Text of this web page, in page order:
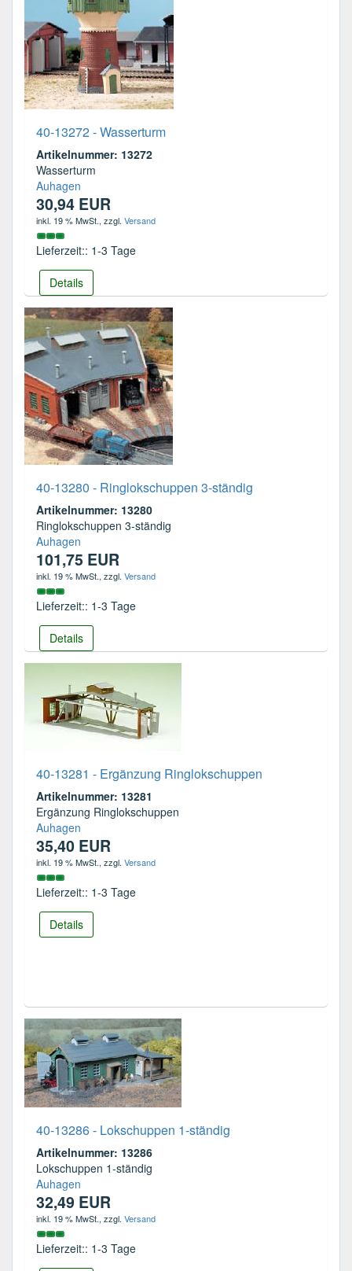
40-13272 - Wasserturm
Artikelnummer: 13272
Wasserturm
Auhagen
30,94 EUR
inkl. 19 % MwSt., zzgl. Versand
Lieferzeit:: 1-3 Tage
Details
40-13280 - Ringlokschuppen 3-ständig
Artikelnummer: 13280
Ringlokschuppen 3-ständig
Auhagen
101,75 EUR
inkl. 19 % MwSt., zzgl. Versand
Lieferzeit:: 1-3 Tage
Details
40-13281 - Ergänzung Ringlokschuppen
Artikelnummer: 13281
Ergänzung Ringlokschuppen
Auhagen
35,40 EUR
inkl. 19 % MwSt., zzgl. Versand
Lieferzeit:: 1-3 Tage
Details
40-13286 - Lokschuppen 1-ständig
Artikelnummer: 13286
Lokschuppen 1-ständig
Auhagen
32,49 EUR
inkl. 19 % MwSt., zzgl. Versand
Lieferzeit:: 1-3 Tage